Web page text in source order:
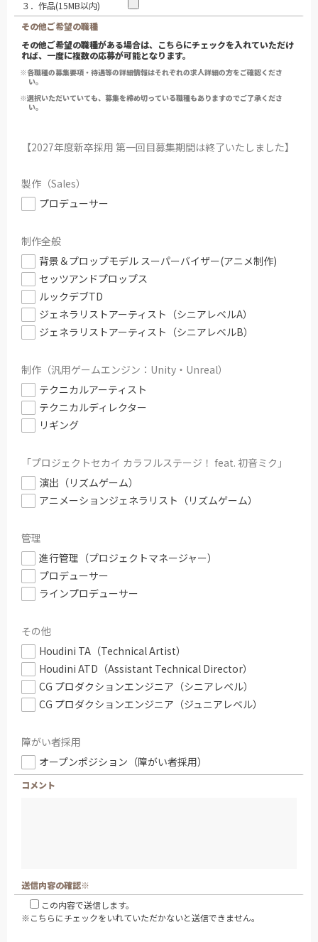
３．作品(15MB以内)
その他ご希望の職種
その他ご希望の職種がある場合は、こちらにチェックを入れていただけ
れば、一度に複数の応募が可能となります。
※各職種の募集要項・待遇等の詳細情報はそれぞれの求人詳細の方をご確認くださ
い。
※選択いただいていても、募集を締め切っている職種もありますのでご了承くださ
い。
【2027年度新卒採用 第一回目募集期間は終了いたしました】
製作（Sales）
プロデューサー
制作全般
背景＆プロップモデル スーパーバイザー(アニメ制作)
セッツアンドプロップス
ルックデブTD
ジェネラリストアーティスト（シニアレベルA）
ジェネラリストアーティスト（シニアレベルB）
制作（汎用ゲームエンジン：Unity・Unreal）
テクニカルアーティスト
テクニカルディレクター
リギング
「プロジェクトセカイ カラフルステージ！ feat. 初音ミク」
演出（リズムゲーム）
アニメーションジェネラリスト（リズムゲーム）
管理
進行管理（プロジェクトマネージャー）
プロデューサー
ラインプロデューサー
その他
Houdini TA（Technical Artist）
Houdini ATD（Assistant Technical Director）
CG プロダクションエンジニア（シニアレベル）
CG プロダクションエンジニア（ジュニアレベル）
障がい者採用
オープンポジション（障がい者採用）
コメント
送信内容の確認※
この内容で送信します。
※こちらにチェックをいれていただかないと送信できません。